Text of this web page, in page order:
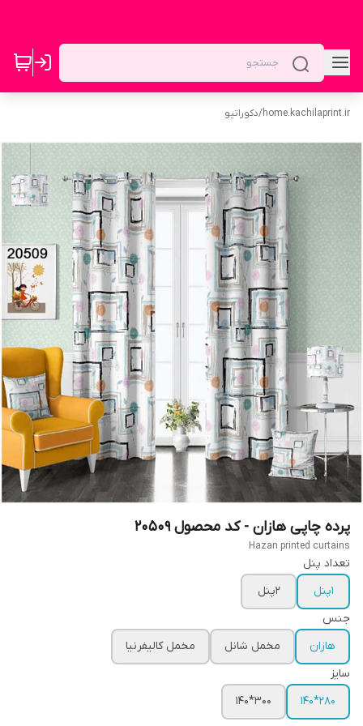
home.kachilaprint.ir
/دکوراتیو
پرده چاپی هازان - کد محصول 20509
Hazan printed curtains
تعداد پنل
1پنل
2پنل
جنس
هازان
مخمل شانل
مخمل کالیفرنیا
سایز
280*140
300*140